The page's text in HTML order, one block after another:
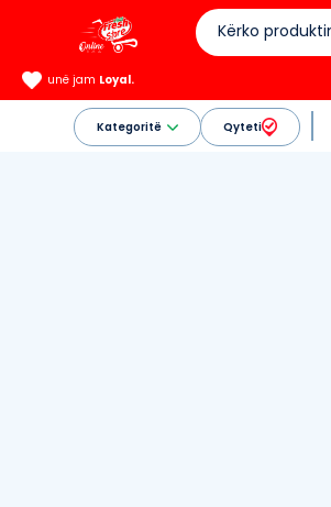
unë jam Loyal.
Kategoritë Qyteti